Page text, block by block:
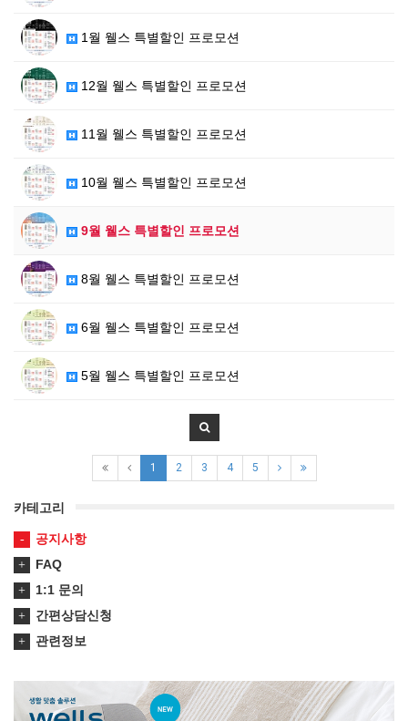
1월 웰스 특별할인 프로모션
12월 웰스 특별할인 프로모션
11월 웰스 특별할인 프로모션
10월 웰스 특별할인 프로모션
9월 웰스 특별할인 프로모션
8월 웰스 특별할인 프로모션
6월 웰스 특별할인 프로모션
5월 웰스 특별할인 프로모션
1 2 3 4 5
카테고리
공지사항
FAQ
1:1 문의
간편상담신청
관련정보